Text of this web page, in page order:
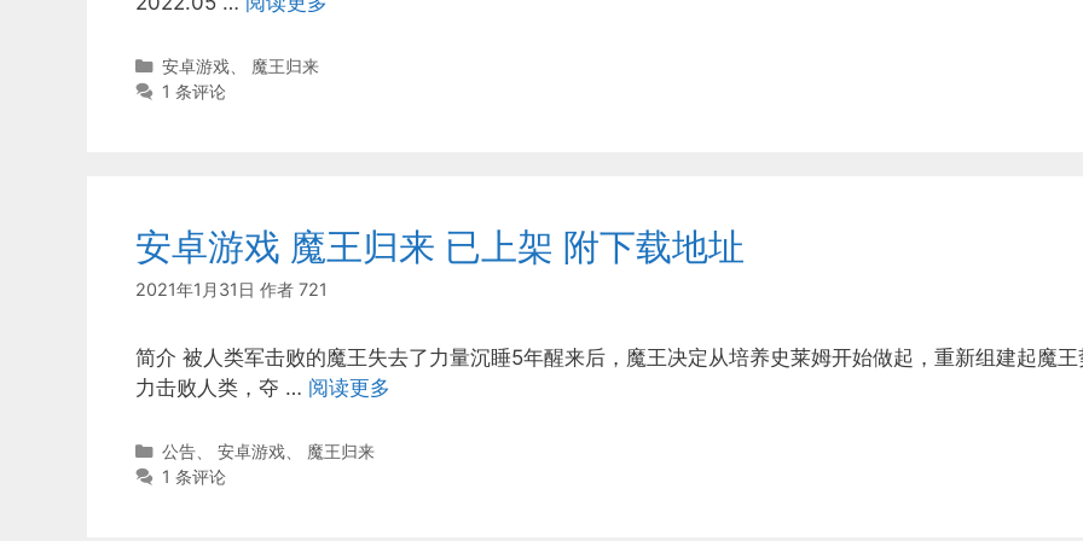
分
类
安卓游戏、 魔王归来
1 条评论
安卓游戏 魔王归来 已上架 附下载地址
2021年1月31日 作者 721
简介 被人类军击败的魔王失去了力量沉睡5年醒来后，魔王决定从培养史莱姆开始做起，重新组建起魔王
力击败人类，夺 … 阅读更多
分
类
公告、 安卓游戏、 魔王归来
1 条评论